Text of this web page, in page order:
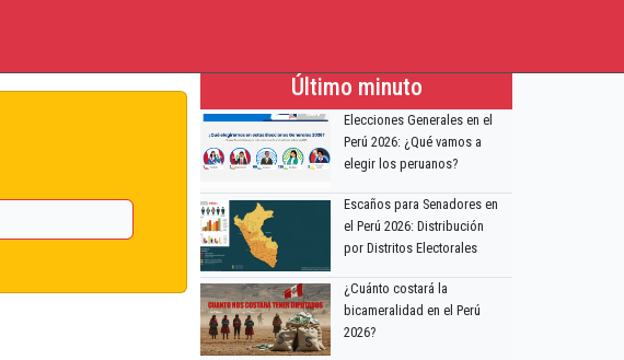
Último minuto
Elecciones Generales en el
Perú 2026: ¿Qué vamos a
elegir los peruanos?
Escaños para Senadores en
el Perú 2026: Distribución
por Distritos Electorales
¿Cuánto costará la
bicameralidad en el Perú
2026?